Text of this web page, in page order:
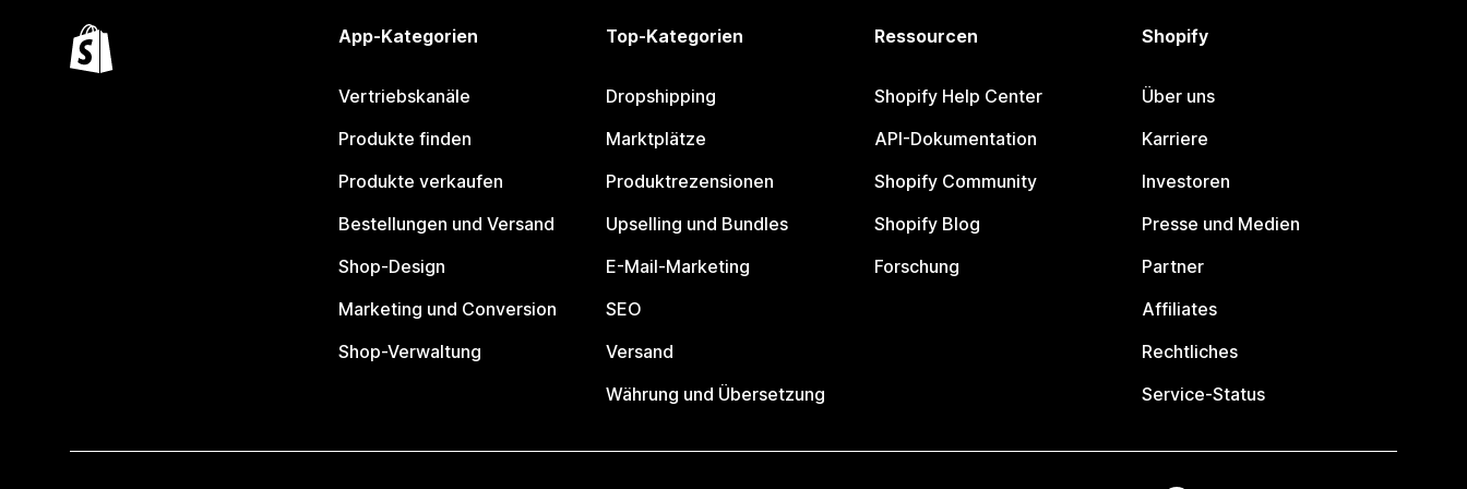
App-Kategorien
Vertriebskanäle
Produkte finden
Produkte verkaufen
Bestellungen und Versand
Shop-Design
Marketing und Conversion
Shop-Verwaltung
Top-Kategorien
Dropshipping
Marktplätze
Produktrezensionen
Upselling und Bundles
E-Mail-Marketing
SEO
Versand
Währung und Übersetzung
Ressourcen
Shopify Help Center
API-Dokumentation
Shopify Community
Shopify Blog
Forschung
Shopify
Über uns
Karriere
Investoren
Presse und Medien
Partner
Affiliates
Rechtliches
Service-Status